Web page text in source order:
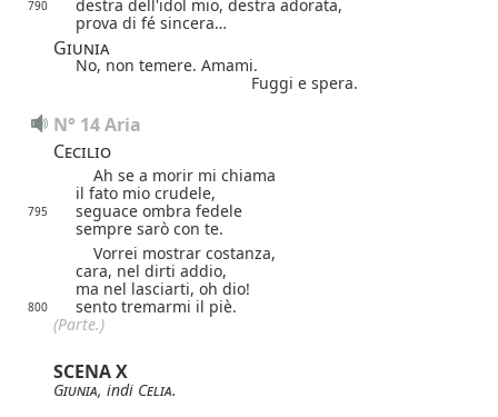
790
destra dell'idol mio, destra adorata,
prova di fé sincera…
Giunia
No, non temere. Amami.
Fuggi e spera.
N° 14 Aria
Cecilio
Ah se a morir mi chiama
il fato mio crudele,
795
seguace ombra fedele
sempre sarò con te.
Vorrei mostrar costanza,
cara, nel dirti addio,
ma nel lasciarti, oh dio!
800
sento tremarmi il piè.
(Parte.)
SCENA X
Giunia, indi Celia.